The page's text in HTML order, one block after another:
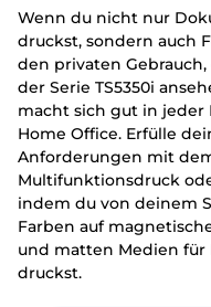
Wenn du nicht nur
druckst, sondern auch
den privaten
der Serie TS5350i
macht sich gut in jeder
Home Office. Erfülle
Anforderungen mit
Multifunktionsdruck
indem du von deinem
Farben auf
und matten Medien
druckst.